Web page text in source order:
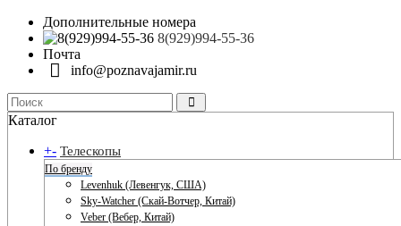
Дополнительные номера
8(929)994-55-36
Почта
info@poznavajamir.ru
Каталог
+- Телескопы
По бренду
Levenhuk (Левенгук, США)
Sky-Watcher (Скай-Вотчер, Китай)
Veber (Вебер, Китай)